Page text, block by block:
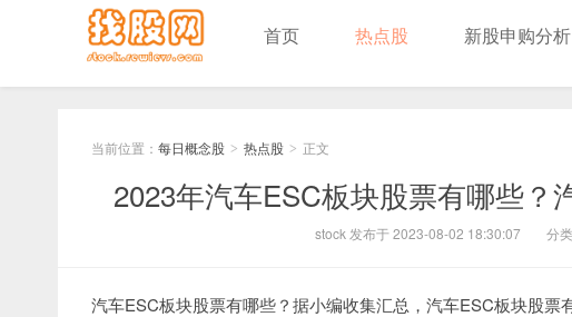
首页 热点股 新股申购分析
当前位置： 每日概念股 > 热点股 > 正文
2023年汽车ESC板块股票有哪些？
stock 发布于 2023-08-02 18:30:07 分
汽车ESC板块股票有哪些？据小编收集汇总，汽车ESC板块股